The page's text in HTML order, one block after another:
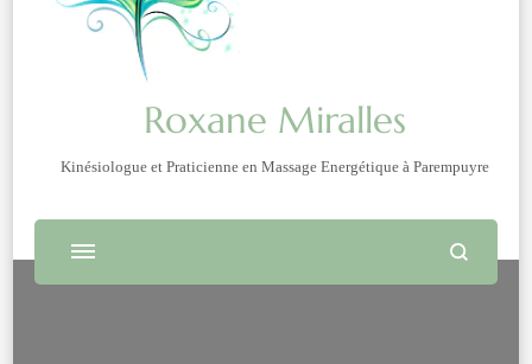
Roxane Miralles
Kinésiologue et Praticienne en Massage Energétique à Parempuyre